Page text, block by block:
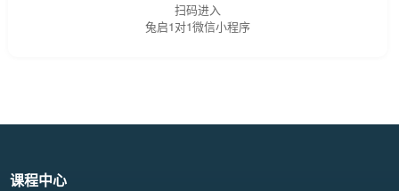
扫码进入
兔启1对1微信小程序
课程中心